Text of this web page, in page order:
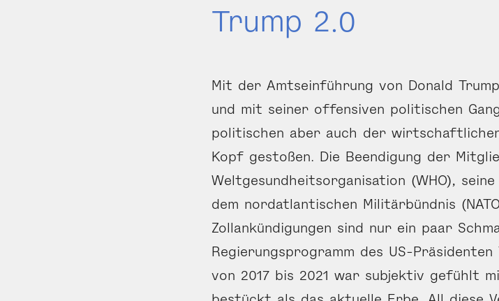
Trump 2.0
Mit der Amtseinführung von Donald
und mit seiner offensiven politischen
politischen aber auch der
Kopf gestoßen. Die Beendigung der
Weltgesundheitsorganisation (WHO),
dem nordatlantischen Militärbündnis
Zollankündigungen sind nur ein paar
Regierungsprogramm des US-
von 2017 bis 2021 war subjektiv gefühlt